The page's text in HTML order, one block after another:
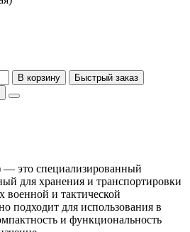
В корзину
Быстрый заказ
— это специализированный
для хранения и транспортировки
военной и тактической
подходит для использования в
и функциональность